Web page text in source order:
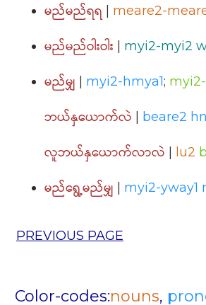
မည်မည်ရရ | meare2-
မည်မည်ဝါးဝါး | myi2-myi2
မည်မျှ | myi2-hmya1;
ဘယ်နှယောက်လဲ | beare2
လူဘယ်နှယောက်လာလဲ | lu2
မည်ရွေ့မည်မျှ | myi2-yway1
PREVIOUS PAGE
Color-codes:nouns,